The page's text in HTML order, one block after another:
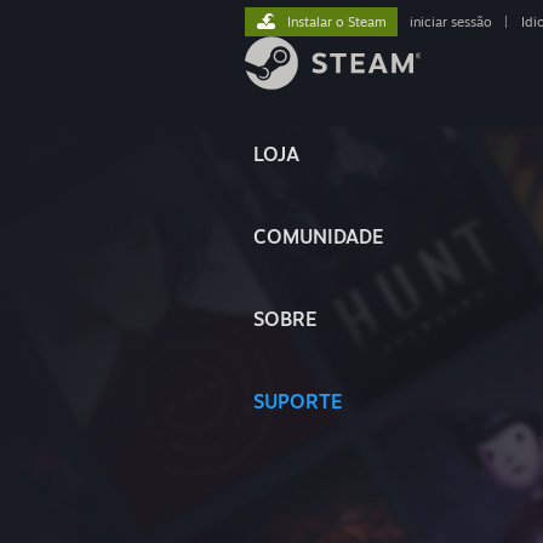
LOJA
COMUNIDADE
SOBRE
SUPORTE
Instalar o Steam iniciar sessão